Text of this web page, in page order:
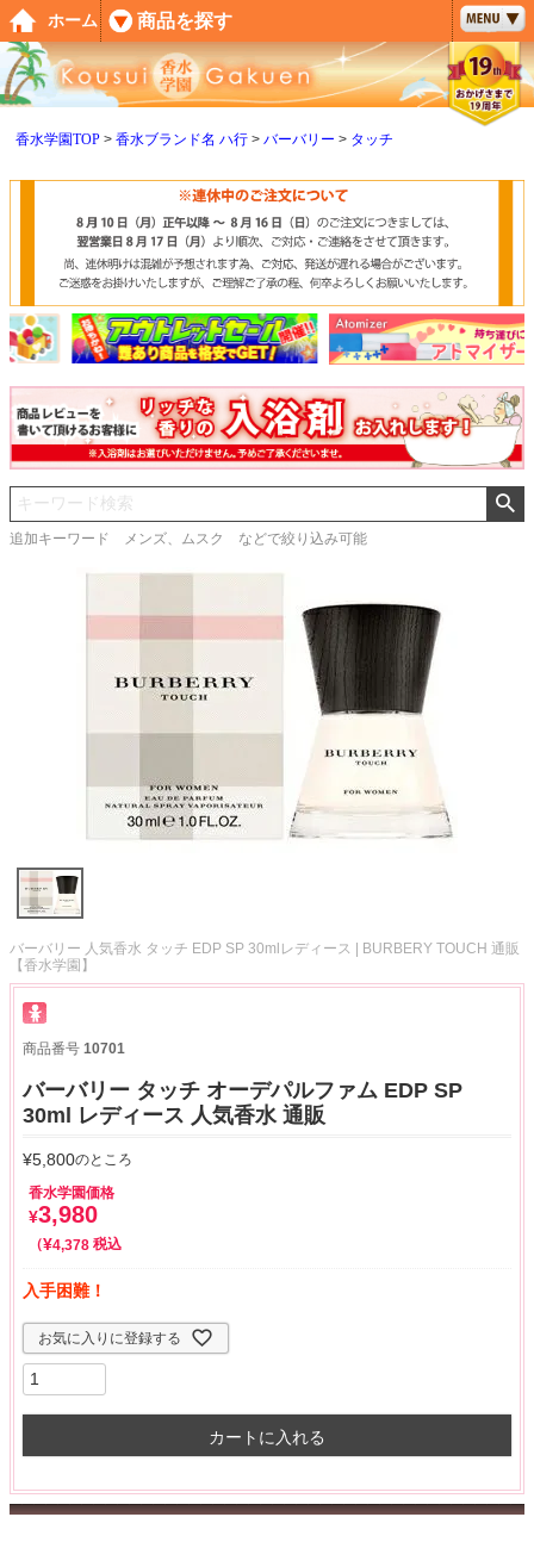
香水学園TOP 香水ブランド名 ハ行 バーバリー タッチ
追加キーワード メンズ、ムスク などで絞り込み可能
バーバリー 人気香水 タッチ EDP SP 30mlレディース | BURBERY TOUCH 通販
【香水学園】
商品番号 10701
バーバリー タッチ オーデパルファム EDP SP
30ml レディース 人気香水 通販
¥5,800のところ
香水学園価格
¥3,980
¥4,378 税込
入手困難！
お気に入りに登録する
カートに入れる
ペー
ジト
ップ
へ
ホーム 商品を探す